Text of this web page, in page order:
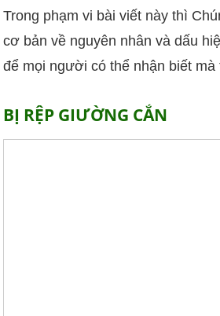
Trong phạm vi bài viết này thì
cơ bản về nguyên nhân và dấu
để mọi người có thể nhận biết mà
BỊ RỆP GIƯỜNG CẮN